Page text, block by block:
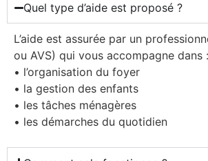
Quel type d’aide est proposé ?
L’aide est assurée par un
ou AVS) qui vous accompagne dans :
• l’organisation du foyer
• la gestion des enfants
• les tâches ménagères
• les démarches du quotidien